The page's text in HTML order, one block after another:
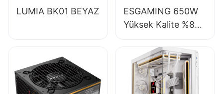
LUMIA BK01 BEYAZ
ESGAMING 650W
Yüksek Kalite %85
Verimlilik Tam
Modüler 80+
Bronze Masaüstü
Bilgisayar Güç
Kaynağı ESB650W